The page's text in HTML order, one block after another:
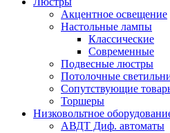
Акцентное освещение
Настольные лампы
Классические
Современные
Подвесные люстры
Потолочные
Сопутствующие
Торшеры
Низковольтное
АВДT Диф. автоматы